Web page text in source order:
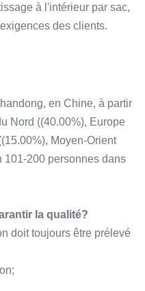
à l'intérieur par sac,
des clients.
en Chine, à partir
Nord ((40.00%), Europe
Moyen-Orient
101-200 personnes dans
la qualité?
doit toujours être prélevé